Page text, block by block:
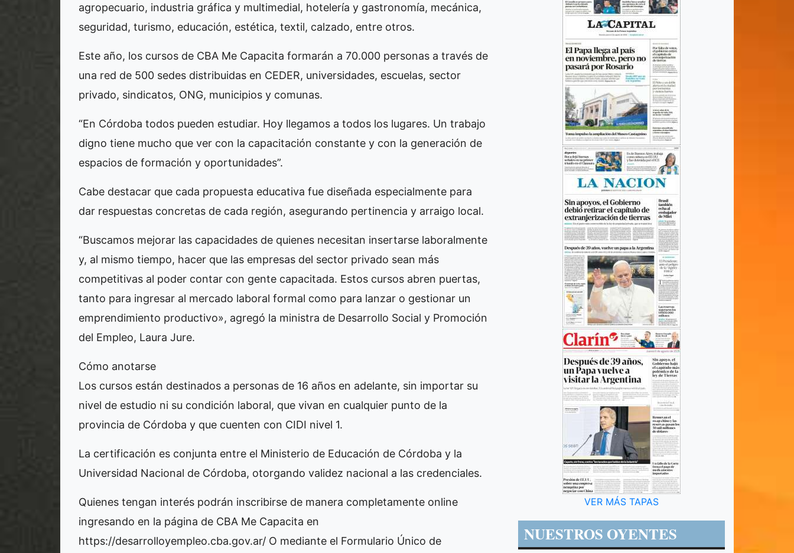
agropecuario, industria gráfica y multimedial, hotelería y gastronomía, mecánica,
seguridad, turismo, educación, estética, textil, calzado, entre otros.
Este año, los cursos de CBA Me Capacita formarán a 70.000 personas a través de
una red de 500 sedes distribuidas en CEDER, universidades, escuelas, sector
privado, sindicatos, ONG, municipios y comunas.
“En Córdoba todos pueden estudiar. Hoy llegamos a todos los lugares. Un trabajo
digno tiene mucho que ver con la capacitación constante y con la generación de
espacios de formación y oportunidades”.
Cabe destacar que cada propuesta educativa fue diseñada especialmente para
dar respuestas concretas de cada región, asegurando pertinencia y arraigo local.
“Buscamos mejorar las capacidades de quienes necesitan insertarse laboralmente
y, al mismo tiempo, hacer que las empresas del sector privado sean más
competitivas al poder contar con gente capacitada. Estos cursos abren puertas,
tanto para ingresar al mercado laboral formal como para lanzar o gestionar un
emprendimiento productivo», agregó la ministra de Desarrollo Social y Promoción
del Empleo, Laura Jure.
Cómo anotarse
Los cursos están destinados a personas de 16 años en adelante, sin importar su
nivel de estudio ni su condición laboral, que vivan en cualquier punto de la
provincia de Córdoba y que cuenten con CIDI nivel 1.
La certificación es conjunta entre el Ministerio de Educación de Córdoba y la
Universidad Nacional de Córdoba, otorgando validez nacional a las credenciales.
Quienes tengan interés podrán inscribirse de manera completamente online
ingresando en la página de CBA Me Capacita en
https://desarrolloyempleo.cba.gov.ar/ O mediante el Formulario Único de
VER MÁS TAPAS
NUESTROS OYENTES